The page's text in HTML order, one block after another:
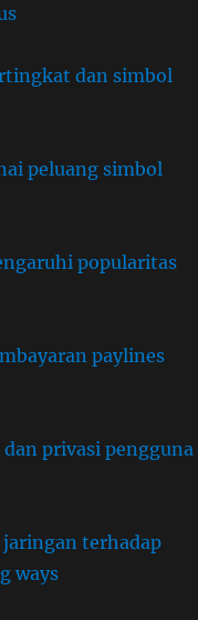
dan simbol
peluang simbol
popularitas
paylines
privasi pengguna
jaringan terhadap
ways